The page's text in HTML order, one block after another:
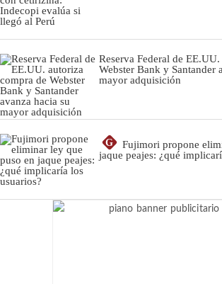
Reserva Federal de
Webster Bank y Santander
mayor adquisición
G
Fujimori propone
jaque peajes: ¿qué